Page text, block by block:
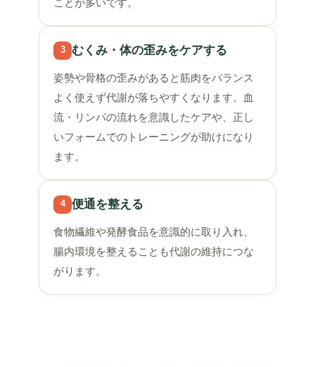
ことが多いです。
3 むくみ・体の歪みをケアする
姿勢や骨格の歪みがあると筋肉をバランス
よく使えず代謝が落ちやすくなります。血
流・リンパの流れを意識したケアや、正し
いフォームでのトレーニングが助けになり
ます。
4 便通を整える
食物繊維や発酵食品を意識的に取り入れ、
腸内環境を整えることも代謝の維持につな
がります。